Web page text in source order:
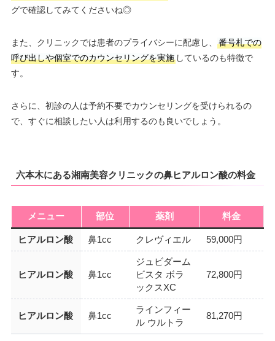
グで確認してみてくださいね◎
また、クリニックでは患者のプライバシーに配慮し、
番号札での
呼び出しや個室でのカウンセリングを実施しているのも特徴で
す。
さらに、初診の人は予約不要でカウンセリングを受けられるの
で、すぐに相談したい人は利用するのも良いでしょう。
六本木にある湘南美容クリニックの鼻ヒアルロン酸の料金
メニュー 部位 薬剤 料金
ヒアルロン酸 鼻1cc クレヴィエル 59,000円
ヒアルロン酸 鼻1cc
ジュビダーム
ビスタ ボラ
ックスXC
72,800円
ヒアルロン酸 鼻1cc
ラインフィー
ル ウルトラ
81,270円